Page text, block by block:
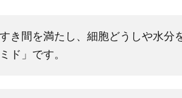
き間を満たし、細胞どうしや水分
ド」です。